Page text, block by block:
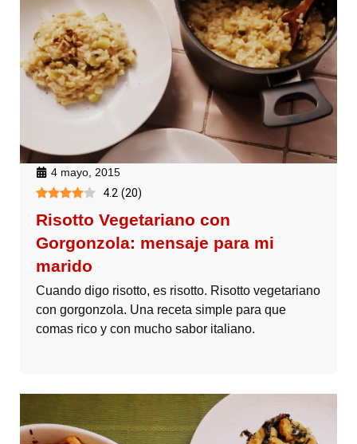
4 mayo, 2015
4.2 (20)
Risotto Vegetariano con
Gorgonzola: mensaje para mi
marido
Cuando digo risotto, es risotto. Risotto vegetariano
con gorgonzola. Una receta simple para que
comas rico y con mucho sabor italiano.